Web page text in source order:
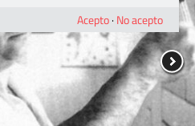
Acepto· No acepto